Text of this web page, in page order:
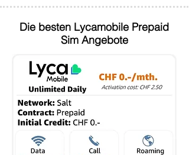
Die besten Lycamobile Prepaid
Sim Angebote